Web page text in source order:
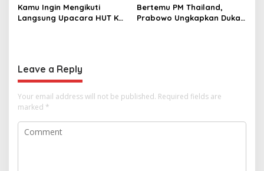
Kamu Ingin Mengikuti
Langsung Upacara HUT Ke-
Bertemu PM Thailand,
Prabowo Ungkapkan Duka
Leave a Reply
Your email address will not be published. Required fields are
marked *